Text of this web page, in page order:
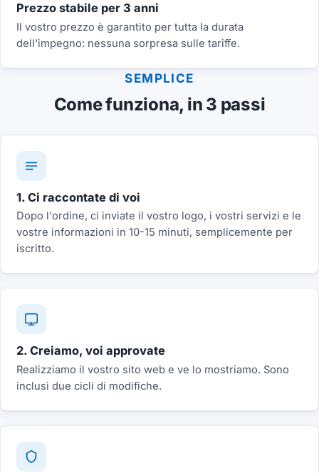
Prezzo stabile per 3 anni
Il vostro prezzo è garantito per tutta la durata
dell'impegno: nessuna sorpresa sulle tariffe.
SEMPLICE
Come funziona, in 3 passi
1. Ci raccontate di voi
Dopo l'ordine, ci inviate il vostro logo, i vostri servizi e le
vostre informazioni in 10-15 minuti, semplicemente per
iscritto.
2. Creiamo, voi approvate
Realizziamo il vostro sito web e ve lo mostriamo. Sono
inclusi due cicli di modifiche.